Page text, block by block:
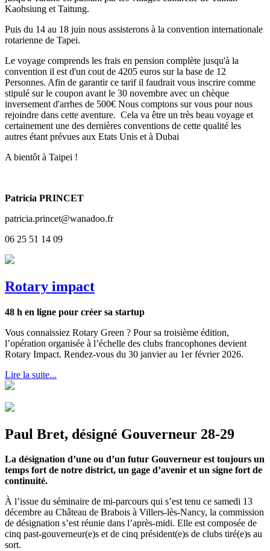
Kaohsiung et Taitung.
Puis du 14 au 18 juin nous assisterons à la convention internationale
rotarienne de Tapei.
Le voyage comprends les frais en pension complète jusqu'à la
convention il est d'un cout de 4205 euros sur la base de 12
Personnes. Afin de garantir ce tarif il faudrait vous inscrire comme
stipulé sur le coupon avant le 30 novembre avec un chèque
inversement d'arrhes de 500€ Nous comptons sur vous pour nous
rejoindre dans cette aventure. Cela va être un très beau voyage et
certainement une des dernières conventions de cette qualité les
autres étant prévues aux Etats Unis et à Dubai
A bientôt à Taipei !
Patricia PRINCET
patricia.princet@wanadoo.fr
06 25 51 14 09
Rotary impact
48 h en ligne pour créer sa startup
Vous connaissiez Rotary Green ? Pour sa troisième édition,
l’opération organisée à l’échelle des clubs francophones devient
Rotary Impact. Rendez-vous du 30 janvier au 1er février 2026.
Lire la suite...
Paul Bret, désigné Gouverneur 28-29
La désignation d’une ou d’un futur Gouverneur est toujours un
temps fort de notre district, un gage d’avenir et un signe fort de
continuité.
À l’issue du séminaire de mi-parcours qui s’est tenu ce samedi 13
décembre au Château de Brabois à Villers-lès-Nancy, la commission
de désignation s’est réunie dans l’après-midi. Elle est composée de
cinq past-gouverneur(e)s et de cinq président(e)s de clubs tiré(e)s au
sort.